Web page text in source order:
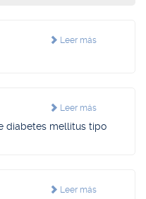
Leer más
Leer más
diabetes mellitus tipo
Leer más